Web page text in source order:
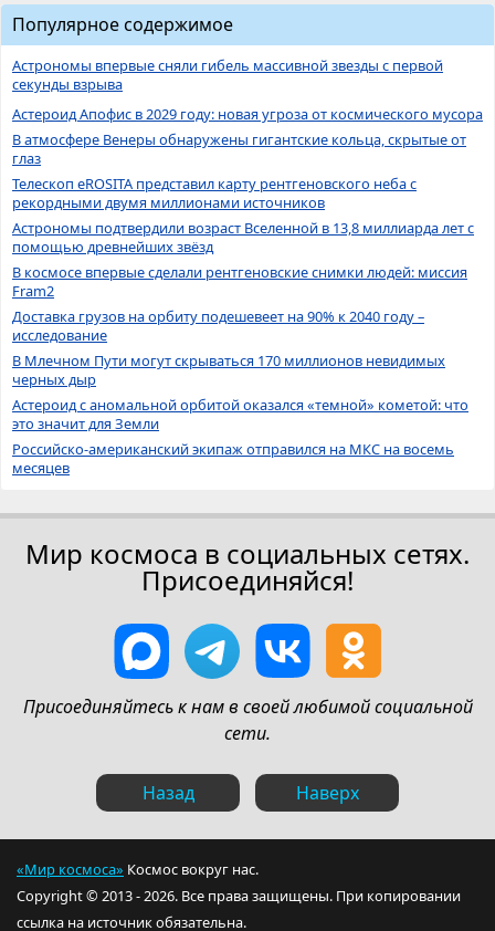
Популярное содержимое
Астрономы впервые сняли гибель массивной звезды с первой
секунды взрыва
Астероид Апофис в 2029 году: новая угроза от космического мусора
В атмосфере Венеры обнаружены гигантские кольца, скрытые от
глаз
Телескоп eROSITA представил карту рентгеновского неба с
рекордными двумя миллионами источников
Астрономы подтвердили возраст Вселенной в 13,8 миллиарда лет с
помощью древнейших звёзд
В космосе впервые сделали рентгеновские снимки людей: миссия
Fram2
Доставка грузов на орбиту подешевеет на 90% к 2040 году –
исследование
В Млечном Пути могут скрываться 170 миллионов невидимых
черных дыр
Астероид с аномальной орбитой оказался «темной» кометой: что
это значит для Земли
Российско-американский экипаж отправился на МКС на восемь
месяцев
Мир космоса в социальных сетях.
Присоединяйся!
Присоединяйтесь к нам в своей любимой социальной
сети.
Назад Наверх
«Мир космоса» Космос вокруг нас.
Copyright © 2013 - 2026. Все права защищены. При копировании
ссылка на источник обязательна.